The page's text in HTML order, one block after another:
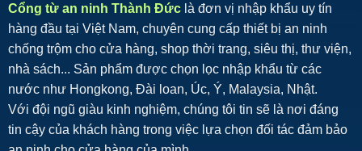
Cổng từ an ninh Thành Đức là đơn vị nhập khẩu uy tín
hàng đầu tại Việt Nam, chuyên cung cấp thiết bị an ninh
chống trộm cho cửa hàng, shop thời trang, siêu thị, thư viện,
nhà sách... Sản phẩm được chọn lọc nhập khẩu từ các
nước như Hongkong, Đài loan, Úc, Ý, Malaysia, Nhật.
Với đội ngũ giàu kinh nghiệm, chúng tôi tin sẽ là nơi đáng
tin cậy của khách hàng trong việc lựa chọn đối tác đảm bảo